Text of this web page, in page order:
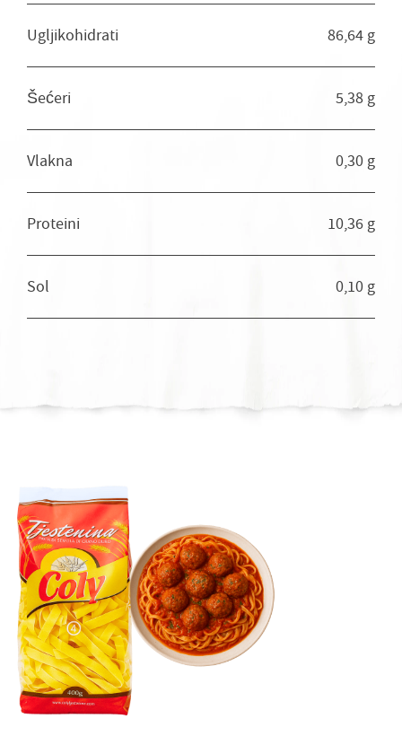
Ugljikohidrati 86,64 g
Šećeri 5,38 g
Vlakna 0,30 g
Proteini 10,36 g
Sol 0,10 g